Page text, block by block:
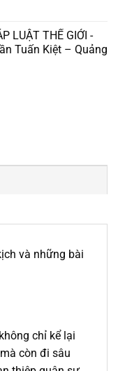
LUẬT THẾ GIỚI -
Tuấn Kiệt – Quảng
và những bài
chỉ kể lại
còn đi sâu